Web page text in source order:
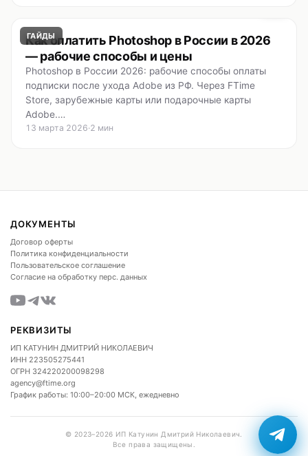
ГАЙДЫ
Как оплатить Photoshop в России в 2026
— рабочие способы и цены
Photoshop в России 2026: рабочие способы оплаты
подписки после ухода Adobe из РФ. Через FTime
Store, зарубежные карты или подарочные карты
Adobe.…
13 марта 2026·2 мин
ДОКУМЕНТЫ
Договор оферты
Политика конфиденциальности
Пользовательское соглашение
Согласие на обработку перс. данных
РЕКВИЗИТЫ
ИП КАТУНИН ДМИТРИЙ НИКОЛАЕВИЧ
ИНН 223505275441
ОГРН 324220200098298
agency@ftime.org
График работы: 10:00–20:00 МСК, ежедневно
© 2023–2026 ИП Катунин Дмитрий Николаевич.
Все права защищены.